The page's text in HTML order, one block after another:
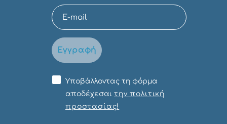
Εγγραφή
Υποβάλλοντας τη φόρμα
αποδέχεσαι την πολιτική
προστασίας!